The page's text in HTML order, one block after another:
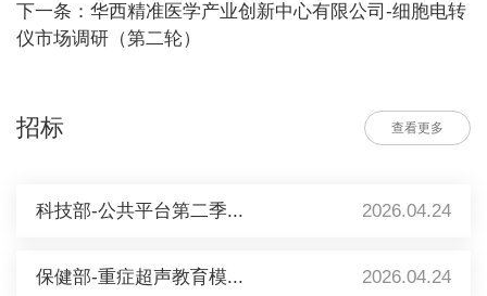
下一条：华西精准医学产业创新中心有限公司-细胞电转
仪市场调研（第二轮）
招标 查看更多
科技部-公共平台第二季... 2026.04.24
保健部-重症超声教育模... 2026.04.24